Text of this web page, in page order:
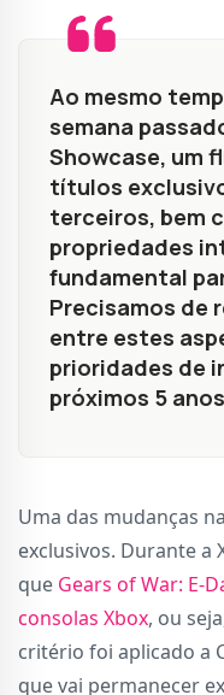
Ao mesmo
semana
Showcase, um
títulos
terceiros, bem
propriedades
fundamental
Precisamos de
entre estes
prioridades de
próximos 5
Uma das mudanças
exclusivos. Durante a
que Gears of War: E-
consolas Xbox, ou
critério foi aplicado a
que vai permanecer